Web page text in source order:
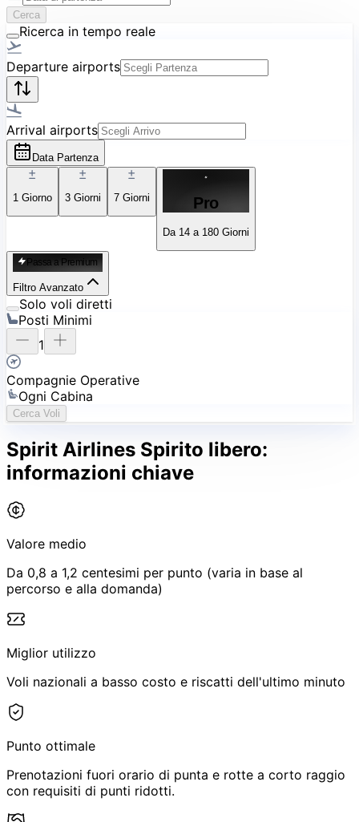
Cerca
Ricerca in tempo reale
Departure airports
Arrival airports
Data Partenza
1 Giorno 3 Giorni 7 Giorni Pro
Da 14 a 180 Giorni
Passa a Premium
Filtro Avanzato
Solo voli diretti
Posti Minimi
1
Compagnie Operative
Ogni Cabina
Cerca Voli
Spirit Airlines Spirito libero:
informazioni chiave
Valore medio
Da 0,8 a 1,2 centesimi per punto (varia in base al
percorso e alla domanda)
Miglior utilizzo
Voli nazionali a basso costo e riscatti dell'ultimo minuto
Punto ottimale
Prenotazioni fuori orario di punta e rotte a corto raggio
con requisiti di punti ridotti.